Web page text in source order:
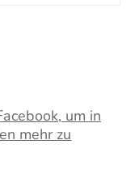
um in
mehr zu